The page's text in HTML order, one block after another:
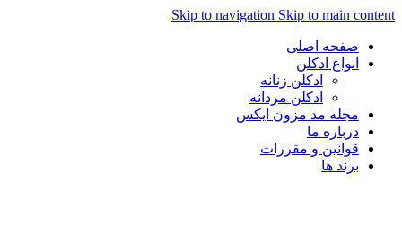
Skip to navigation Skip to main
صفحه اصلی
انواع ادکلن
ادکلن زنانه
ادکلن مردانه
مجله مد مزون ایکس
درباره ما
قوانین و مقررات
برند ها